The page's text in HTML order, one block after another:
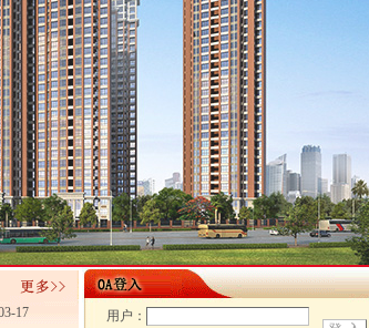
17
用户：